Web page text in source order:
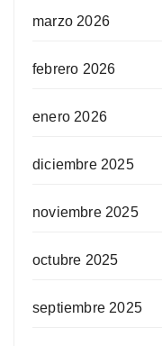
marzo 2026
febrero 2026
enero 2026
diciembre 2025
noviembre 2025
octubre 2025
septiembre 2025